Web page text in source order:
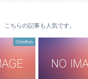
こちらの記事も人気です。
Ortofon